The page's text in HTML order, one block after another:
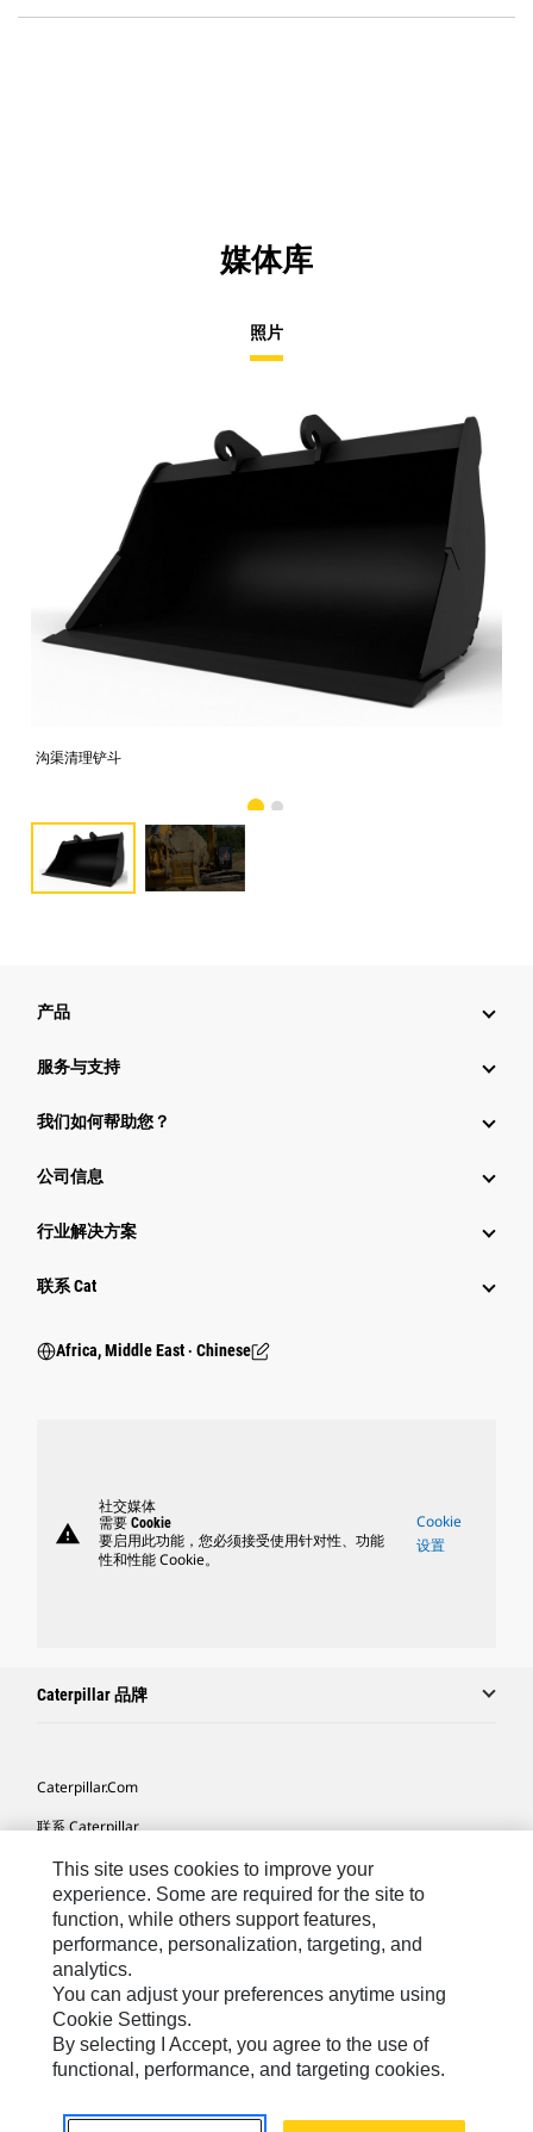
媒体库
照片
沟渠清理铲斗
产品
服务与支持
我们如何帮助您？
公司信息
行业解决方案
行业
联系 Cat
Africa, Middle East ‧ Chinese
warning
社交媒体
需要 Cookie
要启用此功能，您必须接受使用针对性、功能
性和性能 Cookie。
Cookie
设置
Caterpillar 品牌
Caterpillar.com
联系 Caterpillar
我的营销首选项
站点地图
Cookie Settings
法律
隐私
Africa, Middle East ‧ Chinese© 2026 Caterpillar. 保留所有权利
This site uses cookies to improve your
experience. Some are required for the site to
function, while others support features,
performance, personalization, targeting, and
analytics.
You can adjust your preferences anytime using
Cookie Settings.
By selecting I Accept, you agree to the use of
functional, performance, and targeting cookies.